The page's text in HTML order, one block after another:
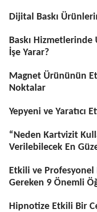
Dijital Baskı
Baskı
İşe Yarar?
Magnet Ürününün
Noktalar
Yepyeni ve Yaratıcı
“Neden Kartvizit
Verilebilecek En
Etkili ve Profesyonel
Gereken 9 Önemli
Hipnotize Etkili Bir